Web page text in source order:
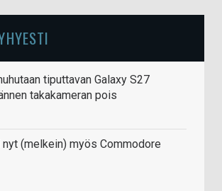
tiputtavan Galaxy S27
takakameran pois
(melkein) myös Commodore